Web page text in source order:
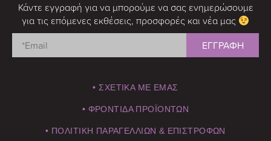
Κάντε εγγραφή για να μπορούμε να σας ενημερώσουμε
για τις επόμενες εκθέσεις, προσφορές και νέα μας
• ΣΧΕΤΙΚΑ ΜΕ ΕΜΑΣ
• ΦΡΟΝΤΙΔΑ ΠΡΟΪΟΝΤΩΝ
• ΠΟΛΙΤΙΚΗ ΠΑΡΑΓΕΛΛΙΩΝ & ΕΠΙΣΤΡΟΦΩΝ